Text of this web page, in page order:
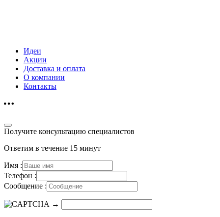
Идеи
Акции
Доставка и оплата
О компании
Контакты
Получите консультацию специалистов
Ответим в течение 15 минут
Имя :
Телефон :
Сообщение :
→